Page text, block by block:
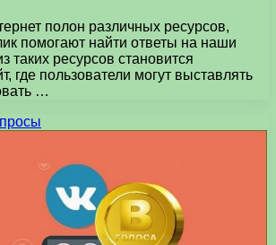
полон различных ресурсов,
помогают найти ответы на наши
таких ресурсов становится
где пользователи могут выставлять
…